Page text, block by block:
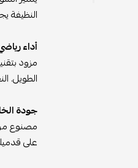
النظيفة
أداء
الطويل.
جودة
مصنوع من
على